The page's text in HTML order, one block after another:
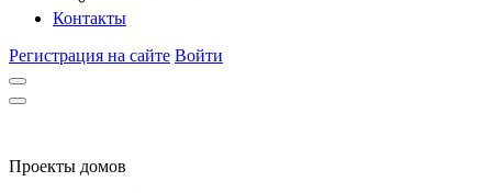
Контакты
Регистрация на сайте Войти
Проекты домов